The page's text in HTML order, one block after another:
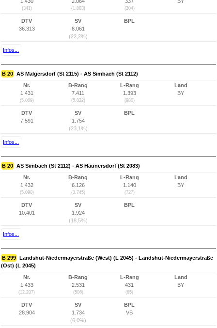
(341) (1.803) (304)
DTV
36.313
SV
8.061
(22,2%)
BPL
Infos...
B 20 AS Malgersdorf (St 2115) - AS Simbach (St 2112)
Nr.
1.431
(5.089)
B-Rang
7.411
(5.022)
L-Rang
1.393
(980)
Land
BY
DTV
7.591
SV
1.754
(23,1%)
BPL
Infos...
B 20 AS Simbach (St 2112) - AS Haunersdorf (St 2083)
Nr.
1.432
(5.090)
B-Rang
6.126
(3.745)
L-Rang
1.140
(727)
Land
BY
DTV
10.401
SV
1.924
(18,5%)
BPL
Infos...
B 299 Landshut-Niedermayerstraße (West) (L 2045) - Landshut-Niedermayerstraße
(Ost) (L 2045)
Nr.
1.433
(12.207)
B-Rang
2.531
(506)
L-Rang
431
(85)
Land
BY
DTV
28.904
SV
1.734
(6,0%)
BPL
VB